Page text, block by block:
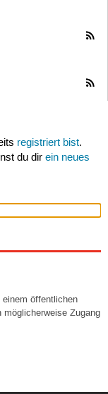
registriert bist.
du dir ein neues
öffentlichen
Zugang